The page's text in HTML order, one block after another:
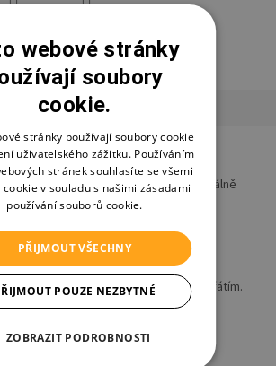
Diskuze Ostatní informace
řady First Class vyvinutý speciálně
pohodlí i díky příjemnému froté
20 % polyester), který dobře saje
dítě před nadměrným pocením či přehřátím.
jako ochrana autosedačky před
bez problémů prát při teplotě 60 °C.
webové stránky
soubory
cookie.
stránky používají soubory cookie
uživatelského zážitku. Používáním
stránek souhlasíte se všemi
cookie v souladu s našimi zásadami
používání souborů cookie.
PŘIJMOUT VŠECHNY
POUZE NEZBYTNÉ
ZOBRAZIT PODROBNOSTI